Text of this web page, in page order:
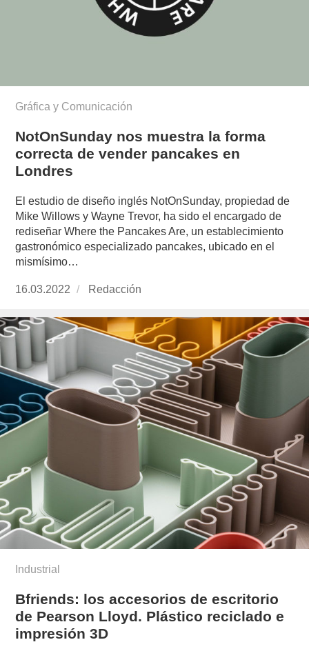
Gráfica y Comunicación
NotOnSunday nos muestra la forma
correcta de vender pancakes en
Londres
El estudio de diseño inglés NotOnSunday, propiedad de
Mike Willows y Wayne Trevor, ha sido el encargado de
rediseñar Where the Pancakes Are, un establecimiento
gastronómico especializado pancakes, ubicado en el
mismísimo…
Publicado
16.03.2022 https://www.experimenta.es/author/redaccion/
Redacción
Industrial
Bfriends: los accesorios de escritorio
de Pearson Lloyd. Plástico reciclado e
impresión 3D